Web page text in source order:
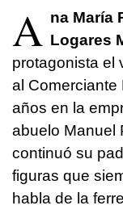
A na María
Logares
protagonista el
al Comerciante
años en la
abuelo Manuel
continuó su
figuras que
habla de la